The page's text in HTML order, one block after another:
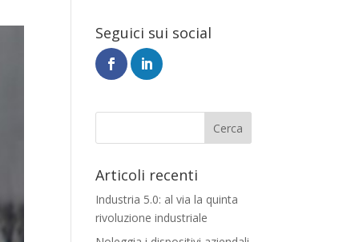
Seguici sui social
Articoli recenti
Industria 5.0: al via la quinta
rivoluzione industriale